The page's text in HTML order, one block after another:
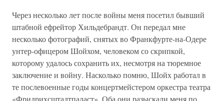
Через несколько лет после войны меня посетил бывший
штабной ефрейтор Хильдебрандт. Он передал мне
несколько фотографий, снятых во Франкфурте-на-Одере
унтер-офицером Шойхом, человеком со скрипкой,
которому удалось сохранить их, несмотря на тюремное
заключение и войну. Насколько помню, Шойх работал в
те послевоенные годы концертмейстером оркестра театра
«Фридрихсштадтпаласт». Оба они разыскали меня по